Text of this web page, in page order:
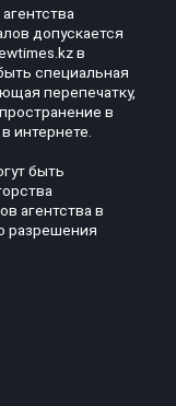
допускается
в
специальная
перепечатку,
в
интернете.
быть
агентства в
разрешения